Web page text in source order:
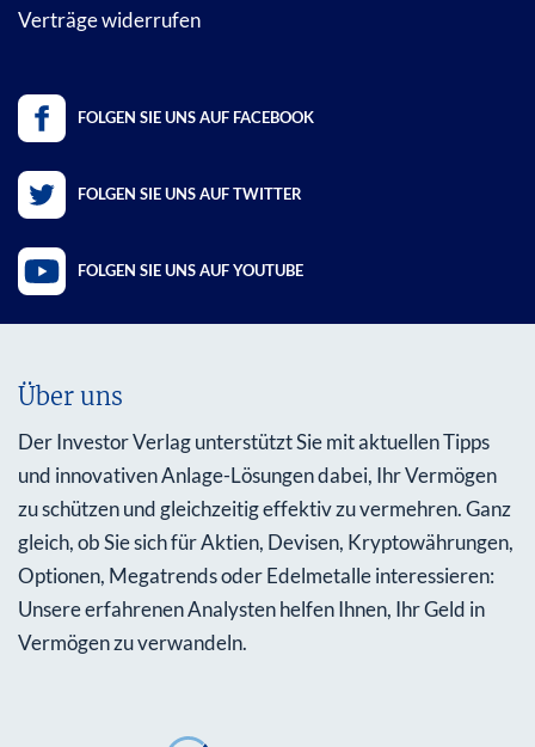
Verträge widerrufen
FOLGEN SIE UNS AUF FACEBOOK
FOLGEN SIE UNS AUF TWITTER
FOLGEN SIE UNS AUF YOUTUBE
Über uns
Der Investor Verlag unterstützt Sie mit aktuellen Tipps
und innovativen Anlage-Lösungen dabei, Ihr Vermögen
zu schützen und gleichzeitig effektiv zu vermehren. Ganz
gleich, ob Sie sich für Aktien, Devisen, Kryptowährungen,
Optionen, Megatrends oder Edelmetalle interessieren:
Unsere erfahrenen Analysten helfen Ihnen, Ihr Geld in
Vermögen zu verwandeln.